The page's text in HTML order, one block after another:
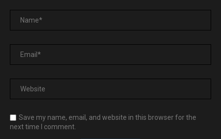
Save my name, email, and website in this browser for the
next time I comment.